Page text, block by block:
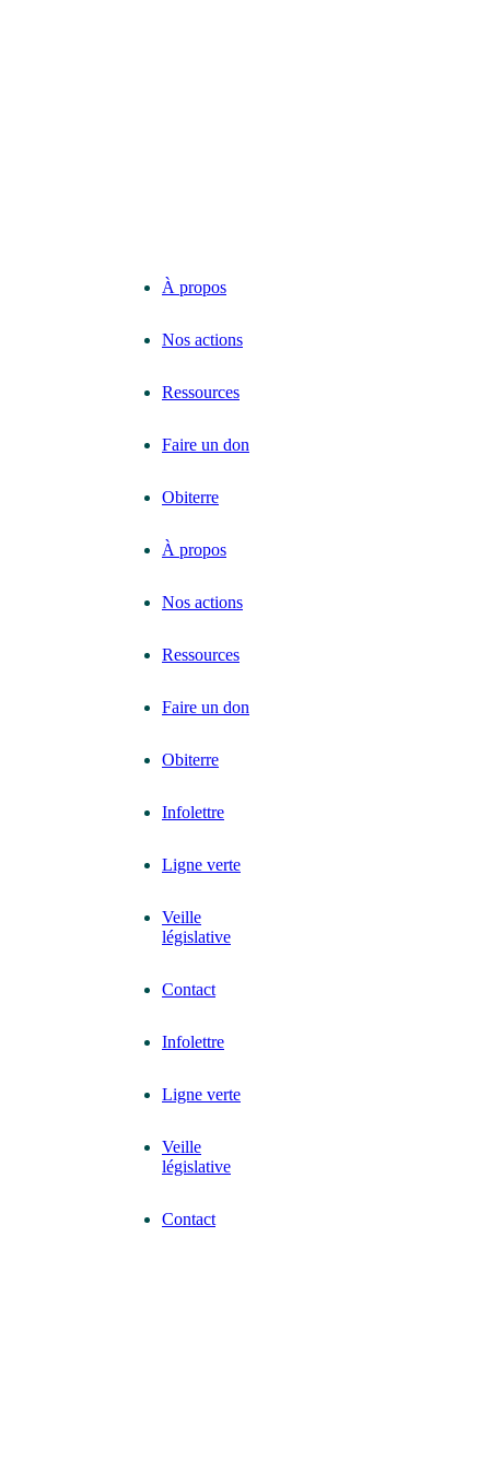
À propos
Nos actions
Ressources
Faire un don
Obiterre
À propos
Nos actions
Ressources
Faire un don
Obiterre
Infolettre
Ligne verte
Veille
législative
Contact
Infolettre
Ligne verte
Veille
législative
Contact